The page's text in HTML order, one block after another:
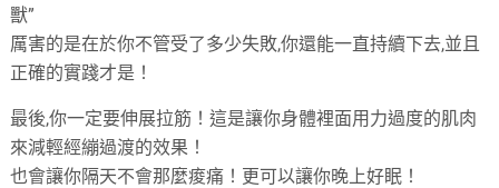
獸”
厲害的是在於你不管受了多少失敗,你還能一直持續下去,並且
正確的實踐才是！
最後,你一定要伸展拉筋！這是讓你身體裡面用力過度的肌肉
來減輕經繃過渡的效果！
也會讓你隔天不會那麼痠痛！更可以讓你晚上好眠！